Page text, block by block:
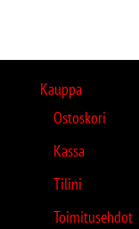
Kauppa
Ostoskori
Kassa
Tilini
Toimitusehdot